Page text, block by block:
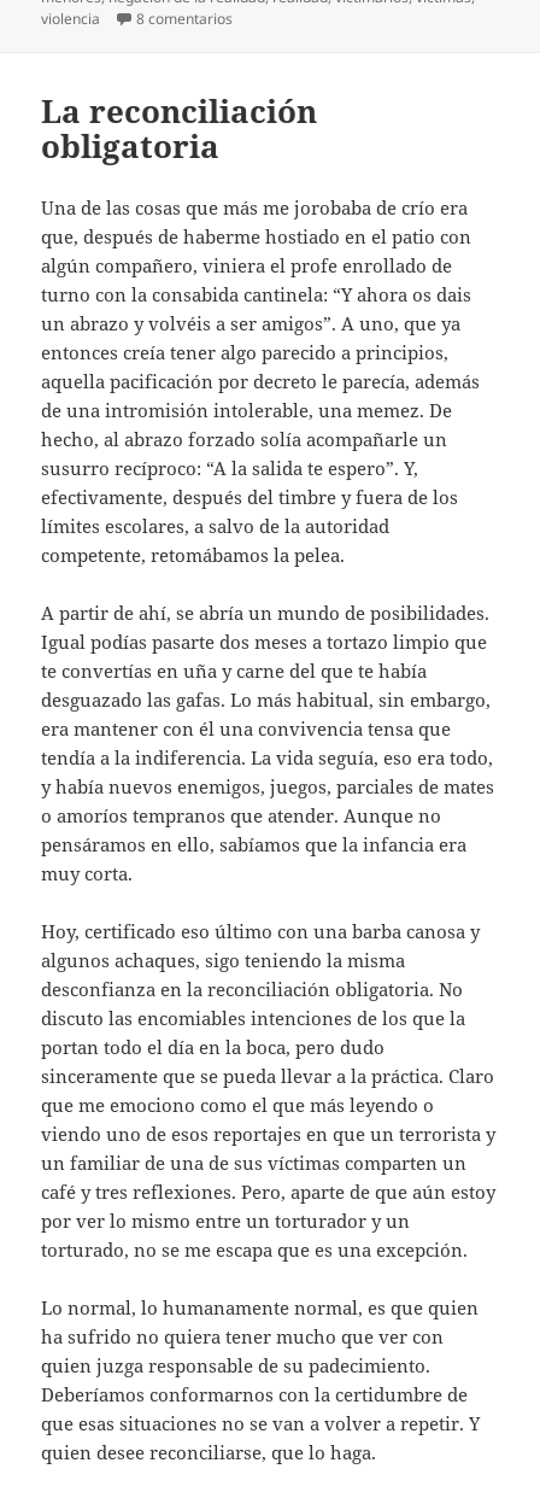
violencia
8 comentarios
La reconciliación
obligatoria
Una de las cosas que más me jorobaba de crío era
que, después de haberme hostiado en el patio con
algún compañero, viniera el profe enrollado de
turno con la consabida cantinela: “Y ahora os dais
un abrazo y volvéis a ser amigos”. A uno, que ya
entonces creía tener algo parecido a principios,
aquella pacificación por decreto le parecía, además
de una intromisión intolerable, una memez. De
hecho, al abrazo forzado solía acompañarle un
susurro recíproco: “A la salida te espero”. Y,
efectivamente, después del timbre y fuera de los
límites escolares, a salvo de la autoridad
competente, retomábamos la pelea.
A partir de ahí, se abría un mundo de posibilidades.
Igual podías pasarte dos meses a tortazo limpio que
te convertías en uña y carne del que te había
desguazado las gafas. Lo más habitual, sin embargo,
era mantener con él una convivencia tensa que
tendía a la indiferencia. La vida seguía, eso era todo,
y había nuevos enemigos, juegos, parciales de mates
o amoríos tempranos que atender. Aunque no
pensáramos en ello, sabíamos que la infancia era
muy corta.
Hoy, certificado eso último con una barba canosa y
algunos achaques, sigo teniendo la misma
desconfianza en la reconciliación obligatoria. No
discuto las encomiables intenciones de los que la
portan todo el día en la boca, pero dudo
sinceramente que se pueda llevar a la práctica. Claro
que me emociono como el que más leyendo o
viendo uno de esos reportajes en que un terrorista y
un familiar de una de sus víctimas comparten un
café y tres reflexiones. Pero, aparte de que aún estoy
por ver lo mismo entre un torturador y un
torturado, no se me escapa que es una excepción.
Lo normal, lo humanamente normal, es que quien
ha sufrido no quiera tener mucho que ver con
quien juzga responsable de su padecimiento.
Deberíamos conformarnos con la certidumbre de
que esas situaciones no se van a volver a repetir. Y
quien desee reconciliarse, que lo haga.